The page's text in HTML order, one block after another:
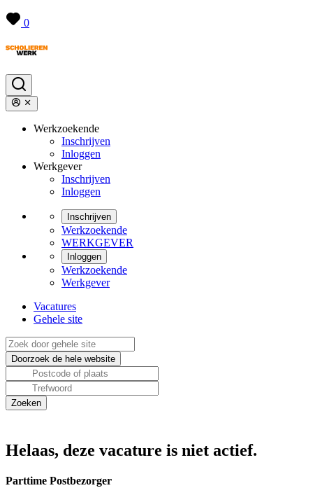
0
Werkzoekende
Inschrijven
Inloggen
Werkgever
Inschrijven
Inloggen
Inschrijven
Werkzoekende
WERKGEVER
Inloggen
Werkzoekende
Werkgever
Vacatures
Gehele site
Helaas, deze vacature is niet actief.
Parttime Postbezorger